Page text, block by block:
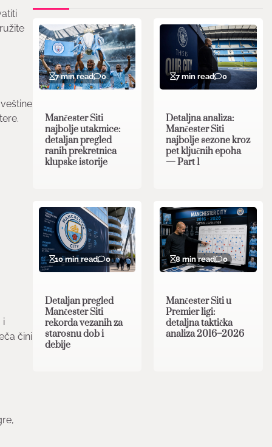
i
čini
7 min read 0
Mančester Siti
najbolje utakmice:
detaljan pregled
ranih prekretnica
klupske istorije
7 min read 0
Detaljna analiza:
Mančester Siti
najbolje sezone kroz
pet ključnih epoha
— Part 1
10 min read 0
Detaljan pregled
Mančester Siti
rekorda vezanih za
starosnu dob i
debije
8 min read 0
Mančester Siti u
Premier ligi:
detaljna taktička
analiza 2016–2026